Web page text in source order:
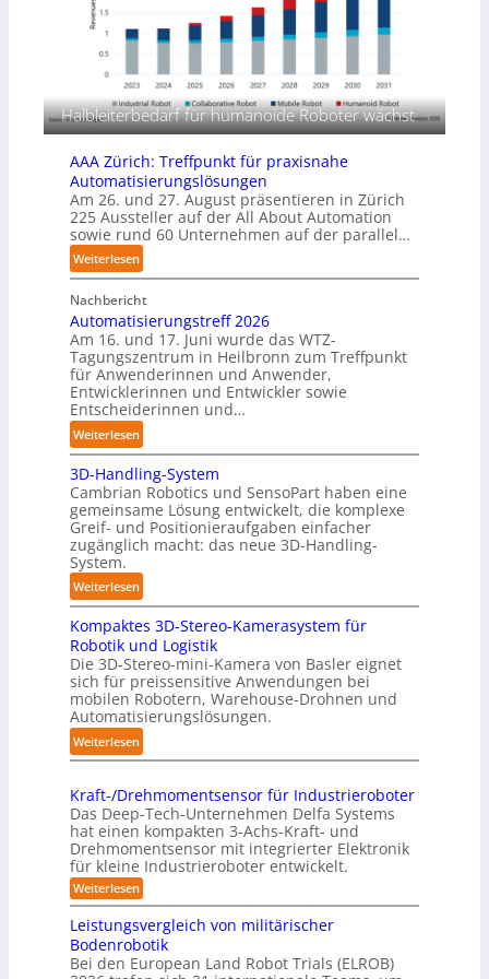
f
ü
r
T
a
u
c
h
r
o
b
o
t
e
r
c
h
n
e
n
p
e
r
o
b
o
t
Halbleiterbedarf für humanoide Roboter wächst
AAA Zürich: Treffpunkt für praxisnahe
Automatisierungslösungen
Am 26. und 27. August präsentieren in Zürich
225 Aussteller auf der All About Automation
sowie rund 60 Unternehmen auf der parallel…
Weiterlesen:
A
A
A
Z
ü
r
i
c
h
:
T
r
e
f
f
p
u
n
k
t
f
ü
r
p
a
x
s
n
a
h
e
A
Nachbericht
Automatisierungstreff 2026
Am 16. und 17. Juni wurde das WTZ-
Tagungszentrum in Heilbronn zum Treffpunkt
für Anwenderinnen und Anwender,
Entwicklerinnen und Entwickler sowie
Entscheiderinnen und…
Weiterlesen:
A
u
t
o
m
t
i
s
i
e
r
u
n
g
s
f
2
0
2
6
3D-Handling-System
Cambrian Robotics und SensoPart haben eine
gemeinsame Lösung entwickelt, die komplexe
Greif- und Positionieraufgaben einfacher
zugänglich macht: das neue 3D-Handling-
System.
Weiterlesen:
3
D
-
H
a
n
d
l
n
g
S
y
s
e
m
Kompaktes 3D-Stereo-Kamerasystem für
Robotik und Logistik
Die 3D-Stereo-mini-Kamera von Basler eignet
sich für preissensitive Anwendungen bei
mobilen Robotern, Warehouse-Drohnen und
Automatisierungslösungen.
Weiterlesen:
K
m
p
a
t
e
s
3
D
Kraft-/Drehmomentsensor für Industrieroboter
Das Deep-Tech-Unternehmen Delfa Systems
hat einen kompakten 3-Achs-Kraft- und
Drehmomentsensor mit integrierter Elektronik
für kleine Industrieroboter entwickelt.
Weiterlesen:
K
a
f
t
Leistungsvergleich von militärischer
Bodenrobotik
Bei den European Land Robot Trials (ELROB)